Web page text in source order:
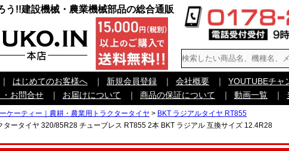
う!!建設機械・農業機械部品の総合通販
｜ はじめてのお客様へ ｜ 新規会員登録 ｜ 会社概要 ｜ YOUTUBEチャ
お問合せ ｜ お届けについて ｜ 商品の保証について ｜ 動画一覧 ｜
ケーティー｜農耕・農業用トラクタータイヤ > BKT ラジアルタイヤ RT855
タータイヤ 320/85R28 チューブレス RT855 2本 BKT ラジアル 互換サイズ 12.4R28